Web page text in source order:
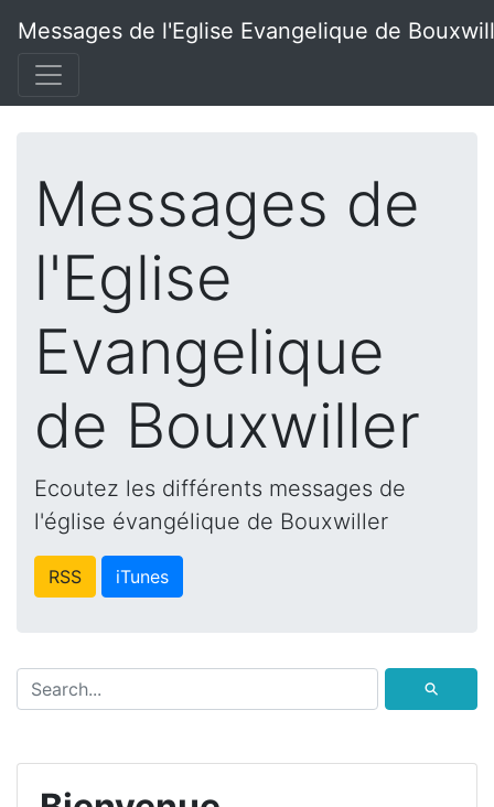
Messages de l'Eglise Evangelique de
Messages de
l'Eglise
Evangelique
de Bouxwiller
Ecoutez les différents messages de
l'église évangélique de Bouxwiller
RSS iTunes
⚲